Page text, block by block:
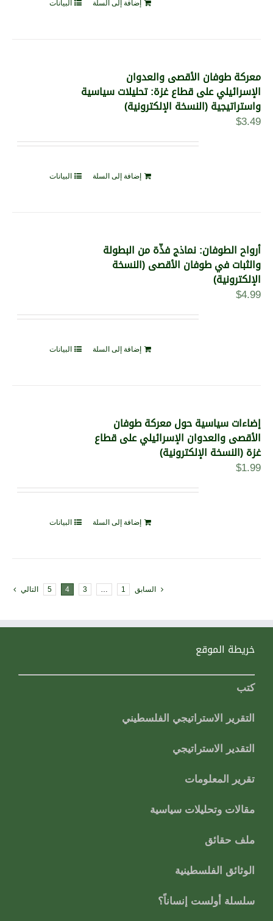
إضافة إلى السلة البيانات
معركة طوفان الأقصى والعدوان
الإسرائيلي على قطاع غزة: تحليلات سياسية
واستراتيجية (النسخة الإلكترونية)
$3.49
إضافة إلى السلة البيانات
أرواح الطوفان: نماذج فذّة من البطولة
والثبات في طوفان الأقصى (النسخة
الإلكترونية)
$4.99
إضافة إلى السلة البيانات
إضاءات سياسية حول معركة طوفان
الأقصى والعدوان الإسرائيلي على قطاع
غزة (النسخة الإلكترونية)
$1.99
إضافة إلى السلة البيانات
السابق 1
…
3
4
5 التالي
خريطة الموقع
كتب
التقرير الاستراتيجي الفلسطيني
التقدير الاستراتيجي
تقرير المعلومات
مقالات وتحليلات سياسية
ملف حقائق
الوثائق الفلسطينية
سلسلة أولست إنساناً؟